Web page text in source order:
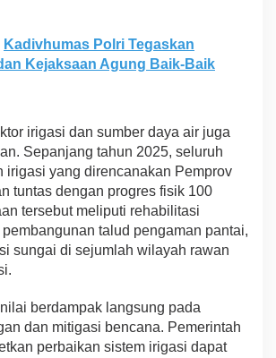
Kadivhumas Polri Tegaskan
Kejaksaan Agung Baik-Baik
irigasi dan sumber daya air juga
Sepanjang tahun 2025, seluruh
irigasi yang direncanakan Pemprov
tuntas dengan progres fisik 100
tersebut meliputi rehabilitasi
talud pengaman pantai,
sungai di sejumlah wilayah rawan
berdampak langsung pada
dan mitigasi bencana. Pemerintah
perbaikan sistem irigasi dapat